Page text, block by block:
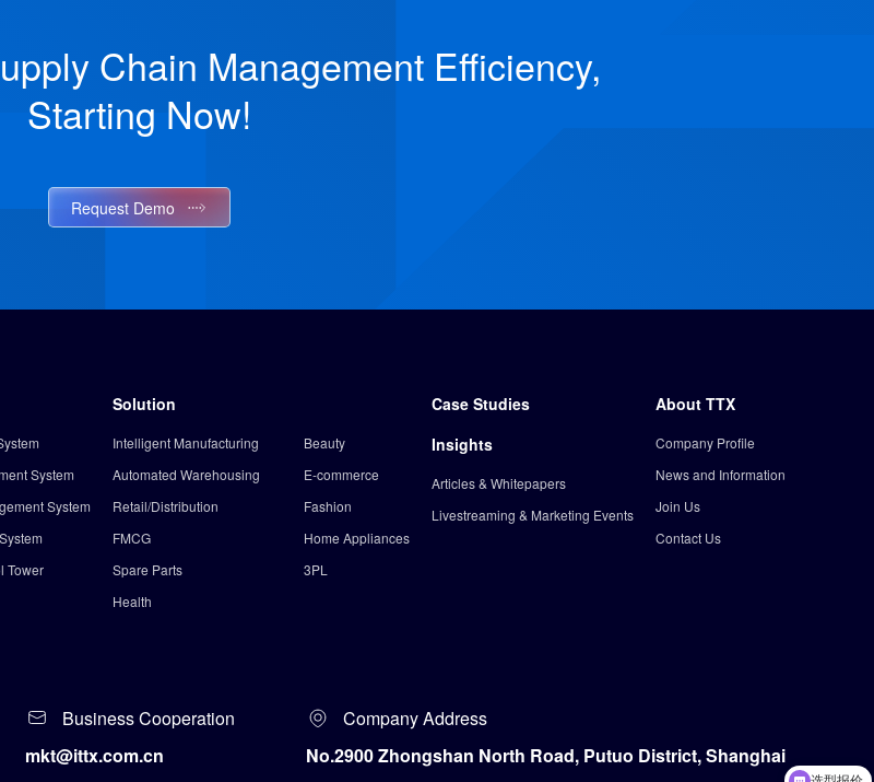
Chain Management Efficiency,
Starting Now!
Request Demo
System
System
Tower
Solution
Intelligent Manufacturing
Automated Warehousing
Retail/Distribution
FMCG
Spare Parts
Health
Beauty
E-commerce
Fashion
Home Appliances
3PL
Case Studies
Insights
Articles & Whitepapers
Livestreaming & Marketing Events
About TTX
Company Profile
News and Information
Join Us
Contact Us
Business Cooperation
mkt@ittx.com.cn
Company Address
No.2900 Zhongshan North Road, Putuo District, Shanghai